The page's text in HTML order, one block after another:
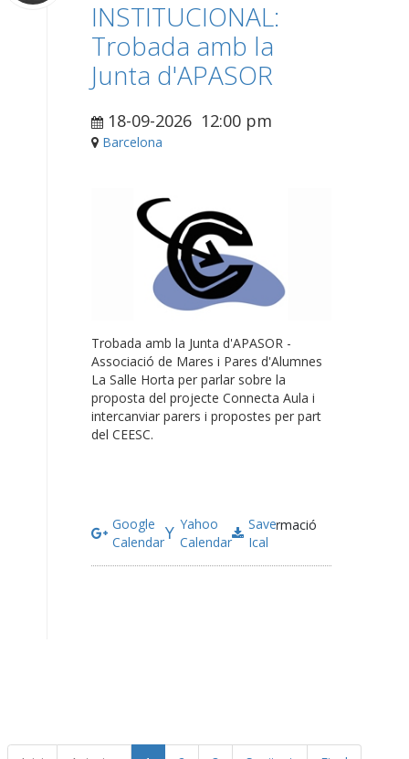
INSTITUCIONAL:
Trobada amb la
Junta d'APASOR
18-09-2026 12:00 pm
Barcelona
Trobada amb la Junta d'APASOR -
Associació de Mares i Pares d'Alumnes
La Salle Horta per parlar sobre la
proposta del projecte Connecta Aula i
intercanviar parers i propostes per part
del CEESC.
Google
Calendar
Yahoo
Calendar
Save
Ical
Més informació